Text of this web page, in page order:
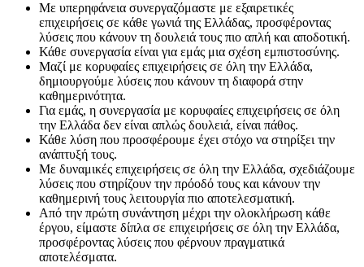
Με υπερηφάνεια συνεργαζόμαστε με εξαιρετικές
επιχειρήσεις σε κάθε γωνιά της Ελλάδας, προσφέροντας
λύσεις που κάνουν τη δουλειά τους πιο απλή και αποδοτική.
Κάθε συνεργασία είναι για εμάς μια σχέση εμπιστοσύνης.
Μαζί με κορυφαίες επιχειρήσεις σε όλη την Ελλάδα,
δημιουργούμε λύσεις που κάνουν τη διαφορά στην
καθημερινότητα.
Για εμάς, η συνεργασία με κορυφαίες επιχειρήσεις σε όλη
την Ελλάδα δεν είναι απλώς δουλειά, είναι πάθος.
Κάθε λύση που προσφέρουμε έχει στόχο να στηρίξει την
ανάπτυξή τους.
Με δυναμικές επιχειρήσεις σε όλη την Ελλάδα, σχεδιάζουμε
λύσεις που στηρίζουν την πρόοδό τους και κάνουν την
καθημερινή τους λειτουργία πιο αποτελεσματική.
Από την πρώτη συνάντηση μέχρι την ολοκλήρωση κάθε
έργου, είμαστε δίπλα σε επιχειρήσεις σε όλη την Ελλάδα,
προσφέροντας λύσεις που φέρνουν πραγματικά
αποτελέσματα.